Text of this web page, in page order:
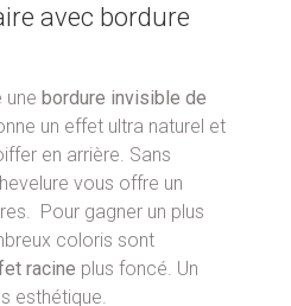
avec bordure
une bordure invisible de
un effet ultra naturel et
en arrière. Sans
vous offre un
Pour gagner un plus
coloris sont
racine plus foncé. Un
esthétique.